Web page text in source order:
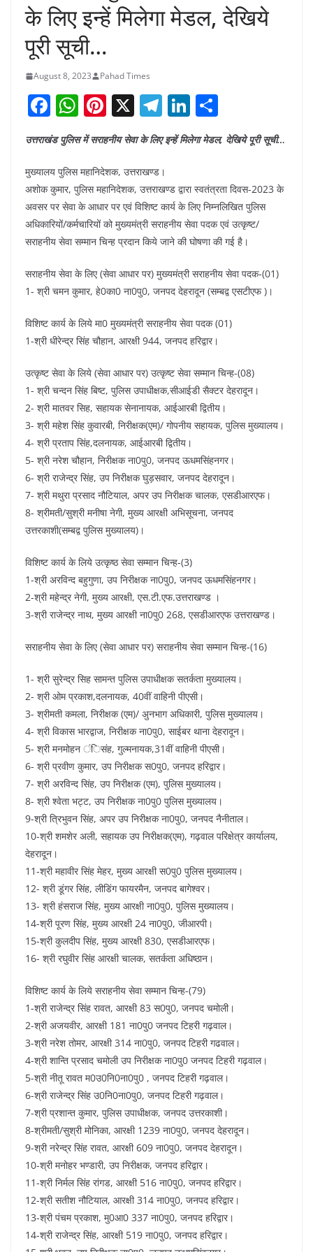
के लिए इन्हें मिलेगा मेडल, देखिये
पूरी सूची…
August 8, 2023 Pahad Times
F
a
c
e
b
o
o
k
W
h
at
s
A
p
p
Pi
nt
er
e
st
X T
el
e
gr
a
m
Li
n
k
dI
n
h
ar
उत्तराखंड पुलिस में सराहनीय सेवा के लिए इन्हें मिलेगा मेडल, देखिये पूरी सूची…
मुख्यालय पुलिस महानिदेशक, उत्तराखण्ड।
अशोक कुमार, पुलिस महानिदेशक, उत्तराखण्ड द्वारा स्वतंत्रता दिवस-2023 के
अवसर पर सेवा के आधार पर एवं विशिष्ट कार्य के लिए निम्नलिखित पुलिस
अधिकारियों/कर्मचारियों को मुख्यमंत्री सराहनीय सेवा पदक एवं उत्कृष्ट/
सराहनीय सेवा सम्मान चिन्ह प्रदान किये जाने की घोषणा की गई है।
सराहनीय सेवा के लिए (सेवा आधार पर) मुख्यमंत्री सराहनीय सेवा पदक-(01)
1- श्री चमन कुमार, हे0का0 ना0पु0, जनपद देहरादून (सम्बद्व एसटीएफ )।
विशिष्ट कार्य के लिये मा0 मुख्यमंत्री सराहनीय सेवा पदक (01)
1-श्री धीरेन्द्र सिंह चौहान, आरक्षी 944, जनपद हरिद्वार।
उत्कृष्ट सेवा के लिये (सेवा आधार पर) उत्कृष्ट सेवा सम्मान चिन्ह-(08)
1- श्री चन्दन सिंह बिष्ट, पुलिस उपाधीक्षक,सीआईडी सैक्टर देहरादून।
2- श्री मातवर सिह, सहायक सेनानायक, आईआरबी द्वितीय।
3- श्री महेश सिंह कुवारबी, निरीक्षक(एम)/ गोपनीय सहायक, पुलिस मुख्यालय।
4- श्री प्रताप सिंह,दलनायक, आईआरबी द्वितीय।
5- श्री नरेश चौहान, निरीक्षक ना0पु0, जनपद ऊधमसिंहनगर।
6- श्री राजेन्द्र सिंह, उप निरीक्षक घुड़सवार, जनपद देहरादून।
7- श्री मथुरा प्रसाद नौटियाल, अपर उप निरीक्षक चालक, एसडीआरएफ।
8- श्रीमती/सुश्री मनीषा नेगी, मुख्य आरक्षी अभिसूचना, जनपद
उत्तरकाशी(सम्बद्व पुलिस मुख्यालय)।
विशिष्ट कार्य के लिये उत्कृष्ठ सेवा सम्मान चिन्ह-(3)
1-श्री अरविन्द बहुगुणा, उप निरीक्षक ना0पु0, जनपद ऊधमसिंहनगर।
2-श्री महेन्द्र नेगी, मुख्य आरक्षी, एस.टी.एफ.उत्तराखण्ड ।
3-श्री राजेन्द्र नाथ, मुख्य आरक्षी ना0पु0 268, एसडीआरएफ उत्तराखण्ड।
सराहनीय सेवा के लिए (सेवा आधार पर) सराहनीय सेवा सम्मान चिन्ह-(16)
1- श्री सुरेन्द्र सिह सामन्त पुलिस उपाधीक्षक सतर्कता मुख्यालय।
2- श्री ओम प्रकाश,दलनायक, 40वीं वाहिनी पीएसी।
3- श्रीमती कमला, निरीक्षक (एम)/ अुनभाग अधिकारी, पुलिस मुख्यालय।
4- श्री विकास भारद्वाज, निरीक्षक ना0पु0, साईबर थाना देहरादून।
5- श्री मनमोहन ंिसंह, गुल्मनायक,31वीं वाहिनी पीएसी।
6- श्री प्रवीण कुमार, उप निरीक्षक स0पु0, जनपद हरिद्वार।
7- श्री अरविन्द सिंह, उप निरीक्षक (एम), पुलिस मुख्यालय।
8- श्री श्वेता भट्ट, उप निरीक्षक ना0पु0 पुलिस मुख्यालय।
9-श्री त्रिभुवन सिंह, अपर उप निरीक्षक ना0पु0, जनपद नैनीताल।
10-श्री शमशेर अली, सहायक उप निरीक्षक(एम), गढ़वाल परिक्षेत्र कार्यालय,
देहरादून।
11-श्री महावीर सिंह मेहर, मुख्य आरक्षी स0पु0 पुलिस मुख्यालय।
12- श्री डूंगर सिंह, लीडिंग फायरमैन, जनपद बागेश्वर।
13- श्री हंसराज सिंह, मुख्य आरक्षी ना0पु0, पुलिस मुख्यालय।
14-श्री पूरण सिंह, मुख्य आरक्षी 24 ना0पु0, जीआरपी।
15-श्री कुलदीप सिंह, मुख्य आरक्षी 830, एसडीआरएफ।
16- श्री रघुवीर सिंह आरक्षी चालक, सतर्कता अधिष्ठान।
विशिष्ट कार्य के लिये सराहनीय सेवा सम्मान चिन्ह-(79)
1-श्री राजेन्द्र सिंह रावत, आरक्षी 83 स0पु0, जनपद चमोली।
2-श्री अजयवीर, आरक्षी 181 ना0पु0 जनपद टिहरी गढ़वाल।
3-श्री नरेश तोमर, आरक्षी 314 ना0पु0, जनपद टिहरी गढवाल।
4-श्री शान्ति प्रसाद चमोली उप निरीक्षक ना0पु0 जनपद टिहरी गढ़वाल।
5-श्री नीतू रावत म0उ0नि0ना0पु0 , जनपद टिहरी गढ़वाल।
6-श्री राजेन्द्र सिंह उ0नि0ना0पु0, जनपद टिहरी गढ़वाल।
7-श्री प्रशान्त कुमार, पुलिस उपाधीक्षक, जनपद उत्तरकाशी।
8-श्रीमती/सुश्री मोनिका, आरक्षी 1239 ना0पु0, जनपद देहरादून।
9-श्री नरेन्द्र सिंह रावत, आरक्षी 609 ना0पु0, जनपद देहरादून।
10-श्री मनोहर भण्डारी, उप निरीक्षक, जनपद हरिद्वार।
11-श्री निर्मल सिंह रांगड, आरक्षी 516 ना0पु0, जनपद हरिद्वार।
12-श्री सतीश नौटियाल, आरक्षी 314 ना0पु0, जनपद हरिद्वार।
13-श्री पंचम प्रकाश, मु0आ0 337 ना0पु0, जनपद हरिद्वार।
14-श्री राजेन्द्र सिंह, आरक्षी 519 ना0पु0, जनपद हरिद्वार।